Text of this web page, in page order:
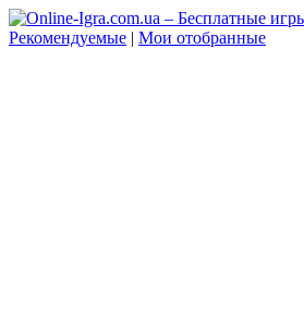
Рекомендуемые | Мои отобранные